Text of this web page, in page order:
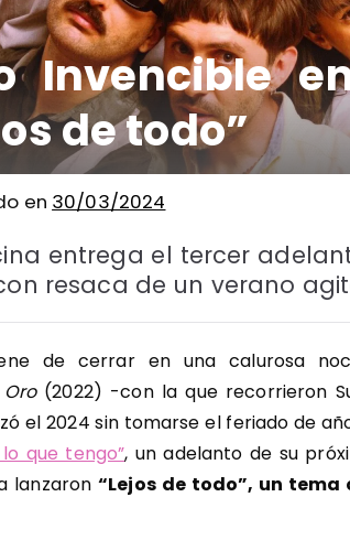
Invencible
de todo”
en 30/03/2024
entrega el tercer
resaca de un verano
de cerrar en una calurosa
(2022) -con la que recorrieron
el 2024 sin tomarse el feriado de
lo que tengo”, un adelanto de su
lanzaron “Lejos de todo”, un